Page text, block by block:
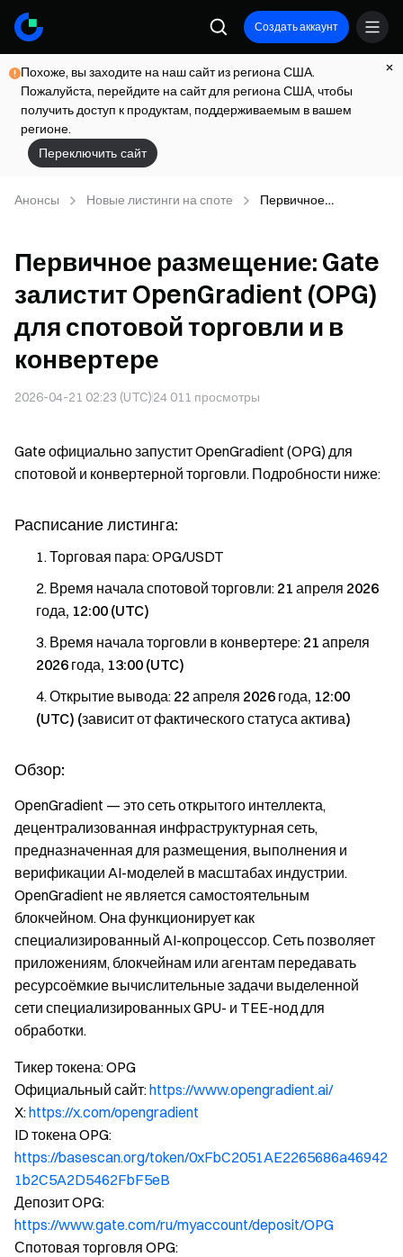
Создать аккаунт
Похоже, вы заходите на наш сайт из региона США.
Пожалуйста, перейдите на сайт для региона США, чтобы
получить доступ к продуктам, поддерживаемым в вашем
регионе.
Переключить сайт
Анонсы Новые листинги на споте
Первичное
OpenGradient (OPG)
для спотовой
торговли и в
конвертере
Первичное размещение: Gate
залистит OpenGradient (OPG)
для спотовой торговли и в
конвертере
2026-04-21 02:23 (UTC)24 011 просмотры
Gate официально запустит OpenGradient (OPG) для
спотовой и конвертерной торговли. Подробности ниже:
Расписание листинга:
Торговая пара: OPG/USDT
Время начала спотовой торговли: 21 апреля 2026
года, 12:00 (UTC)
Время начала торговли в конвертере: 21 апреля
2026 года, 13:00 (UTC)
Открытие вывода: 22 апреля 2026 года, 12:00
(UTC) (зависит от фактического статуса актива)
Обзор:
OpenGradient — это сеть открытого интеллекта,
децентрализованная инфраструктурная сеть,
предназначенная для размещения, выполнения и
верификации AI-моделей в масштабах индустрии.
OpenGradient не является самостоятельным
блокчейном. Она функционирует как
специализированный AI-копроцессор. Сеть позволяет
приложениям, блокчейнам или агентам передавать
ресурсоёмкие вычислительные задачи выделенной
сети специализированных GPU- и TEE-нод для
обработки.
Тикер токена: OPG
Официальный сайт:https://www.opengradient.ai/
X:https://x.com/opengradient
ID токена OPG:
https://basescan.org/token/0xFbC2051AE2265686a46942
1b2C5A2D5462FbF5eB
Депозит OPG:
https://www.gate.com/ru/myaccount/deposit/OPG
Спотовая торговля OPG: